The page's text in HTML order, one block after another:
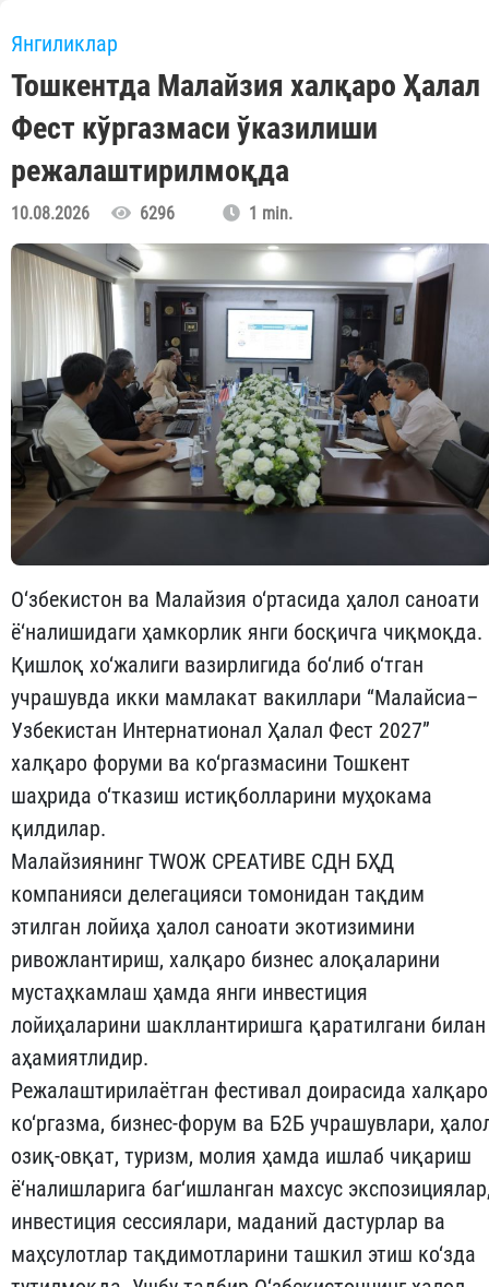
Янгиликлар
Тошкентда Малайзия халқаро Ҳалал
Фест кўргазмаси ўказилиши
режалаштирилмоқда
10.08.2026 6296 1 min.
О‘збекистон ва Малайзия о‘ртасида ҳалол саноати
ё‘налишидаги ҳамкорлик янги босқичга чиқмоқда.
Қишлоқ хо‘жалиги вазирлигида бо‘либ о‘тган
учрашувда икки мамлакат вакиллари “Малайсиа–
Узбекистан Интернатионал Ҳалал Фест 2027”
халқаро форуми ва ко‘ргазмасини Тошкент
шаҳрида о‘тказиш истиқболларини муҳокама
қилдилар.
Малайзиянинг ТWОЖ CРEАТИВE СДН БҲД
компанияси делегацияси томонидан тақдим
этилган лойиҳа ҳалол саноати экотизимини
ривожлантириш, халқаро бизнес алоқаларини
мустаҳкамлаш ҳамда янги инвестиция
лойиҳаларини шакллантиришга қаратилгани билан
аҳамиятлидир.
Режалаштирилаётган фестивал доирасида халқаро
ко‘ргазма, бизнес-форум ва Б2Б учрашувлари,
озиқ-овқат, туризм, молия ҳамда ишлаб чиқариш
ё‘налишларига баг‘ишланган махсус
инвестиция сессиялари, маданий дастурлар ва
маҳсулотлар тақдимотларини ташкил этиш ко‘зда